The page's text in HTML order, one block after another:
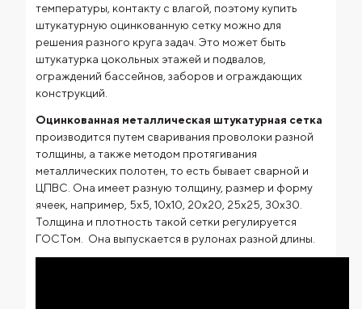
температуры, контакту с влагой, поэтому купить
штукатурную оцинкованную сетку можно для
решения разного круга задач. Это может быть
штукатурка цокольных этажей и подвалов,
ограждений бассейнов, заборов и ограждающих
конструкций.
Оцинкованная металлическая штукатурная сетка
производится путем сваривания проволоки разной
толщины, а также методом протягивания
металлических полотен, то есть бывает сварной и
ЦПВС. Она имеет разную толщину, размер и форму
ячеек, например, 5х5, 10х10, 20х20, 25х25, 30х30.
Толщина и плотность такой сетки регулируется
ГОСТом. Она выпускается в рулонах разной длины.